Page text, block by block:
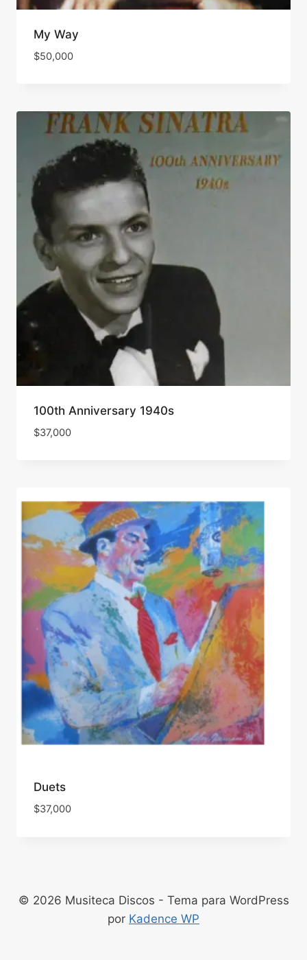
My Way
$50,000
100th Anniversary 1940s
$37,000
Duets
$37,000
© 2026 Musiteca Discos - Tema para WordPress
por Kadence WP